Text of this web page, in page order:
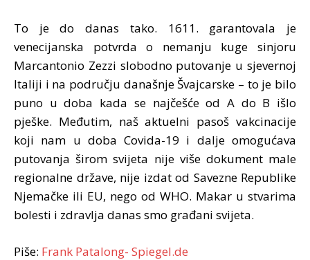
To je do danas tako. 1611. garantovala je
venecijanska potvrda o nemanju kuge sinjoru
Marcantonio Zezzi slobodno putovanje u sjevernoj
Italiji i na području današnje Švajcarske – to je bilo
puno u doba kada se najčešće od A do B išlo
pješke. Međutim, naš aktuelni pasoš vakcinacije
koji nam u doba Covida-19 i dalje omogućava
putovanja širom svijeta nije više dokument male
regionalne države, nije izdat od Savezne Republike
Njemačke ili EU, nego od WHO. Makar u stvarima
bolesti i zdravlja danas smo građani svijeta.
Piše: Frank Patalong- Spiegel.de